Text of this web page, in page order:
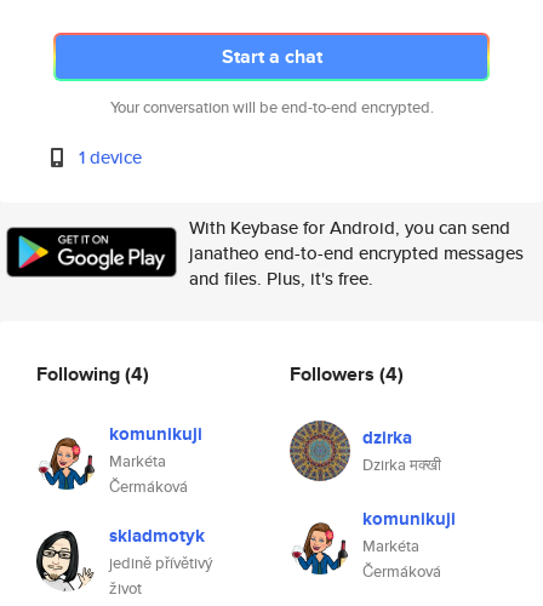
Start a chat
Your conversation will be end-to-end encrypted.
1 device
With Keybase for Android, you can send
janatheo end-to-end encrypted messages
and files. Plus, it's free.
Following(4)
komunikuji
Markéta
Čermáková
skladmotyk
jedině přívětivý
život
Followers (4)
dzirka
Dzirka मक्खी
komunikuji
Markéta
Čermáková